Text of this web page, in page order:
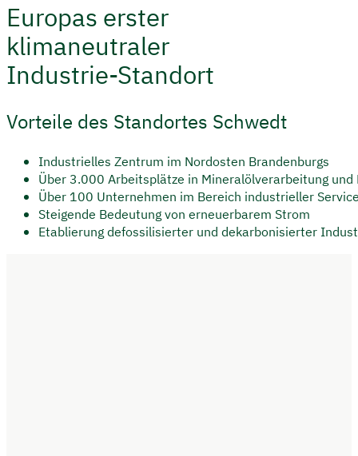
Europas erster
klimaneutraler
Industrie-Standort
Vorteile des Standortes Schwedt
Industrielles Zentrum im Nordosten Brandenburgs
Über 3.000 Arbeitsplätze in Mineralölverarbeitung
Über 100 Unternehmen im Bereich industrieller
Steigende Bedeutung von erneuerbarem Strom
Etablierung defossilisierter und dekarbonisierter